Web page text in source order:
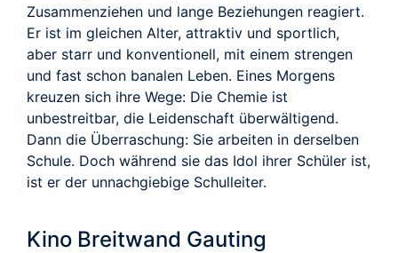
Zusammenziehen und lange Beziehungen reagiert.
Er ist im gleichen Alter, attraktiv und sportlich,
aber starr und konventionell, mit einem strengen
und fast schon banalen Leben. Eines Morgens
kreuzen sich ihre Wege: Die Chemie ist
unbestreitbar, die Leidenschaft überwältigend.
Dann die Überraschung: Sie arbeiten in derselben
Schule. Doch während sie das Idol ihrer Schüler ist,
ist er der unnachgiebige Schulleiter.
Kino Breitwand Gauting